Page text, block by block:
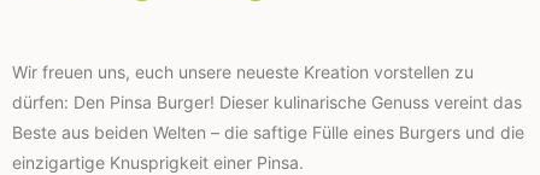
Wir freuen uns, euch unsere neueste Kreation vorstellen zu
dürfen: Den Pinsa Burger! Dieser kulinarische Genuss vereint das
Beste aus beiden Welten – die saftige Fülle eines Burgers und die
einzigartige Knusprigkeit einer Pinsa.